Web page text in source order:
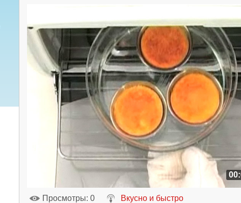
Просмотры: 0 Вкусно и быстро